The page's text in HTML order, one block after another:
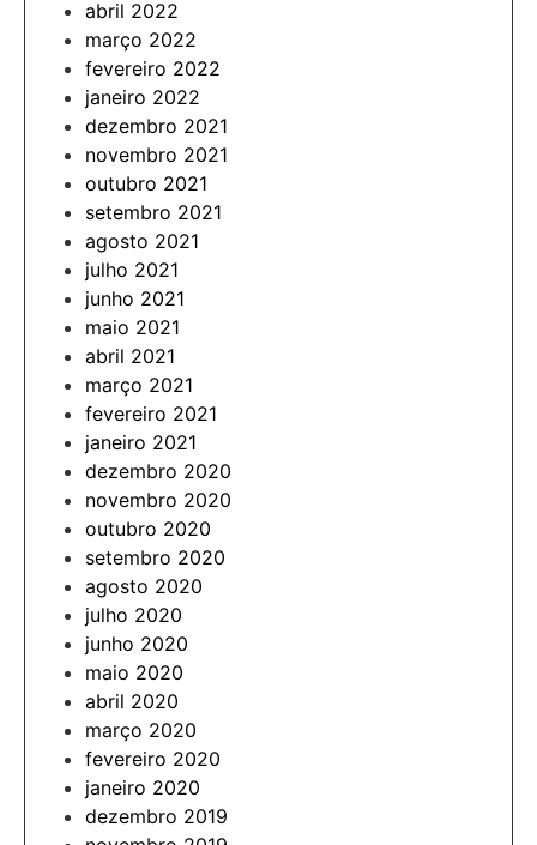
abril 2022
março 2022
fevereiro 2022
janeiro 2022
dezembro 2021
novembro 2021
outubro 2021
setembro 2021
agosto 2021
julho 2021
junho 2021
maio 2021
abril 2021
março 2021
fevereiro 2021
janeiro 2021
dezembro 2020
novembro 2020
outubro 2020
setembro 2020
agosto 2020
julho 2020
junho 2020
maio 2020
abril 2020
março 2020
fevereiro 2020
janeiro 2020
dezembro 2019